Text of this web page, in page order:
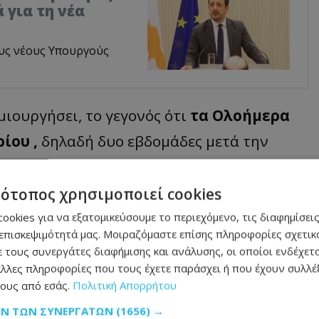
τη νέα
νέους Υπουργούς
το γεγονός ότι τα Ολοήμερα
, δηλαδή δυο εβδομάδες μετά την
στοThemaOnline, υπάρχουν
να αφήσουν τα παιδιά" τους αυτές τις
ή δυσκολεύονται να πάρουν άδειες
παιδιών τους.
και απασχολήσει αρκετές φορές τη
χρησιμοποιεί cookies
για να εξατομικεύσουμε το περιεχόμενο, τις
μας. Μοιραζόμαστε επίσης πληροφορίες
συνεργάτες διαφήμισης και ανάλυσης, οι οποίοι
πληροφορίες που τους έχετε παράσχει ή που έχουν
από εσάς. Πολιτική Απορρήτου
ΤΩΝ ΣΥΝΕΡΓΑΤΏΝ (1656) →